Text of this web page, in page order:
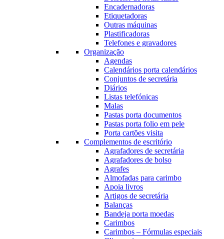
Encadernadoras
Etiquetadoras
Outras máquinas
Plastificadoras
Telefones e gravadores
Organização
Agendas
Calendários porta calendários
Conjuntos de secretária
Diários
Listas telefónicas
Malas
Pastas porta documentos
Pastas porta folio em pele
Porta cartões visita
Complementos de escritório
Agrafadores de secretária
Agrafadores de bolso
Agrafes
Almofadas para carimbo
Apoia livros
Artigos de secretária
Balanças
Bandeja porta moedas
Carimbos
Carimbos – Fórmulas especiais